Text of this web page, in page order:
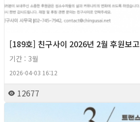
[189호] 친구사이 2026년 2월 후원보고
기간 : 3월
2026-04-03 16:12
12677